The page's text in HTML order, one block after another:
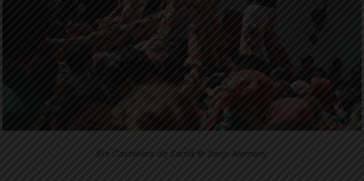
Els Castellers de Sarrià © Sergi Alemany